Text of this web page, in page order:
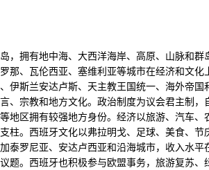
，拥有地中海、大西洋海岸、高原、山脉和群
那、瓦伦西亚、塞维利亚等城市在经济和文化
伊斯兰安达卢斯、天主教王国统一、海外帝国
、宗教和地方文化。政治制度为议会君主制，
地区拥有较强地方身份。经济以旅游、汽车、
柱。西班牙文化以弗拉明戈、足球、美食、节
泰罗尼亚、安达卢西亚和沿海城市，收入水平
题。西班牙也积极参与欧盟事务，旅游复苏、